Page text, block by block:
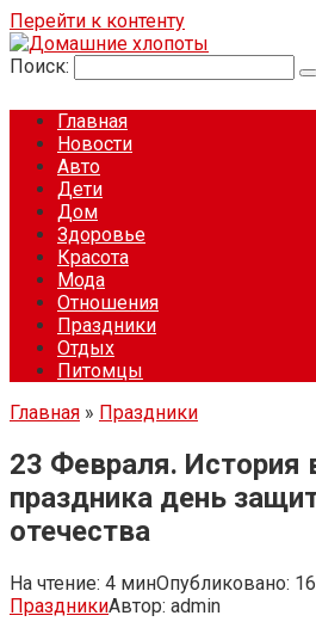
Перейти к контенту
Поиск:
Главная
Новости
Авто
Дети
Дом
Здоровье
Красота
Мода
Отношения
Праздники
Отдых
Питомцы
Главная » Праздники
23 Февраля. История
праздника день
отечества
На чтение: 4 минОпубликовано:
ПраздникиАвтор: admin